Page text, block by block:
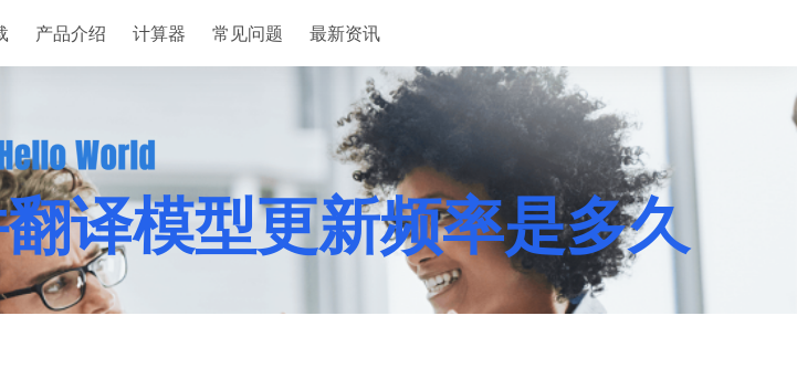
产品介绍 计算器 常见问题 最新资讯
译模型更新频率是多久